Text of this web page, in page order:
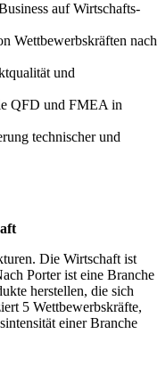
auf Wirtschafts-
Wettbewerbskräften nach
und
QFD und FMEA in
technischer und
Die Wirtschaft ist
Porter ist eine Branche
herstellen, die sich
5 Wettbewerbskräfte,
einer Branche